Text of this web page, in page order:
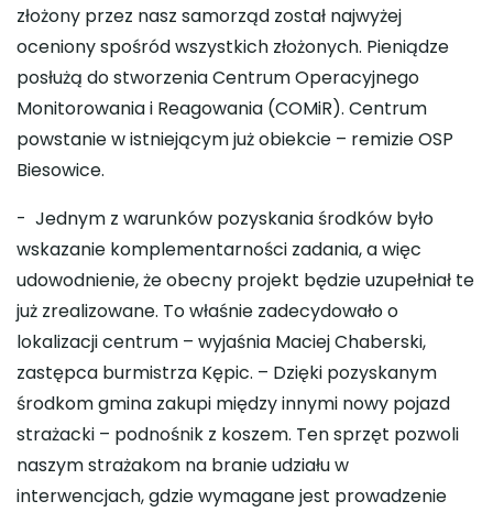
złożony przez nasz samorząd został najwyżej
oceniony spośród wszystkich złożonych. Pieniądze
posłużą do stworzenia Centrum Operacyjnego
Monitorowania i Reagowania (COMiR). Centrum
powstanie w istniejącym już obiekcie – remizie OSP
Biesowice.
- Jednym z warunków pozyskania środków było
wskazanie komplementarności zadania, a więc
udowodnienie, że obecny projekt będzie uzupełniał te
już zrealizowane. To właśnie zadecydowało o
lokalizacji centrum – wyjaśnia Maciej Chaberski,
zastępca burmistrza Kępic. – Dzięki pozyskanym
środkom gmina zakupi między innymi nowy pojazd
strażacki – podnośnik z koszem. Ten sprzęt pozwoli
naszym strażakom na branie udziału w
interwencjach, gdzie wymagane jest prowadzenie